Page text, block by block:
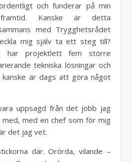
och funderar på min
framtid. Kanske är detta
med Trygghetsrådet
mig själv ta ett steg till?
har projektlett fem större
tekniska lösningar och
är dags att göra något
uppsagd från det jobb jag
med en chef som för mig
det jag vet.
där. Orörda, vilande –